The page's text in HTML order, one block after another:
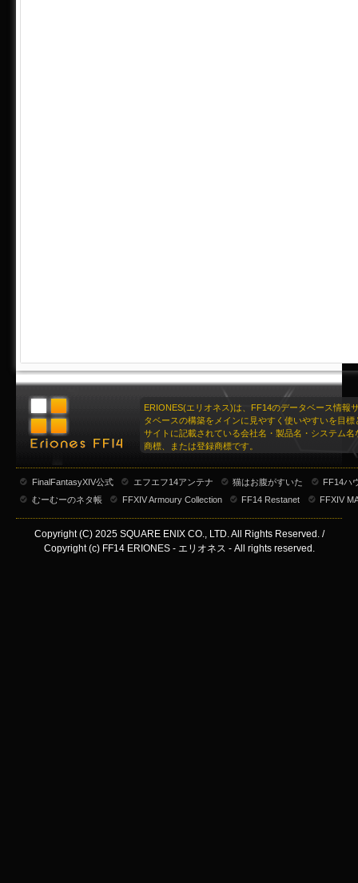
ERIONES(エリオネス)は、FF14のデータベース情報
タベースの構築をメインに見やすく使いやすいを目標
サイトに記載されている会社名・製品名・システム名
商標、または登録商標です。
FinalFantasyXIV公式 エフエフ14アンテナ 猫はお腹がすいた
FF14ハ
むーむーのネタ帳
FFXIV Armoury Collection FF14 Restanet FFXIV
Copyright (C) 2025 SQUARE ENIX CO., LTD. All Rights Reserved. /
Copyright (c) FF14 ERIONES - エリオネス - All rights reserved.